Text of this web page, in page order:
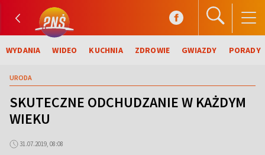
WYDANIA WIDEO KUCHNIA ZDROWIE GWIAZDY PORADY
URODA
SKUTECZNE ODCHUDZANIE W KAŻDYM
WIEKU
31.07.2019, 08:08